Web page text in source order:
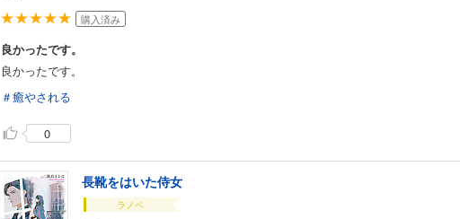
購入済み
良かったです。
良かったです。
＃癒やされる
0
長靴をはいた侍女
ラノベ